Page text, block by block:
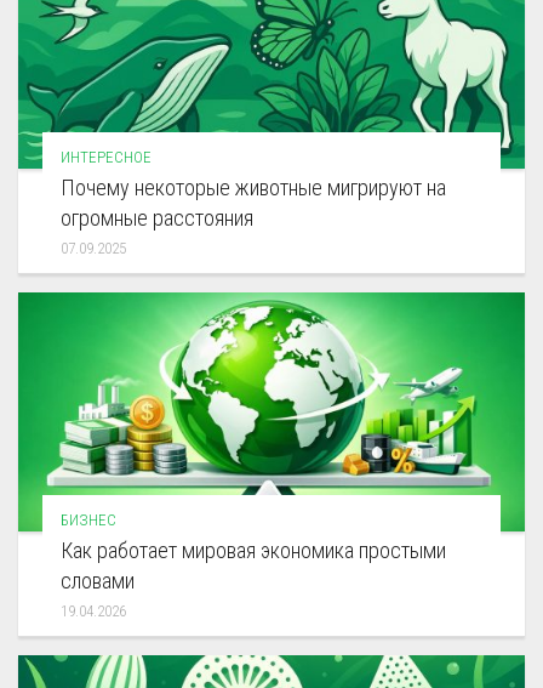
ИНТЕРЕСНОЕ
Почему некоторые животные мигрируют на
огромные расстояния
07.09.2025
БИЗНЕС
Как работает мировая экономика простыми
словами
19.04.2026